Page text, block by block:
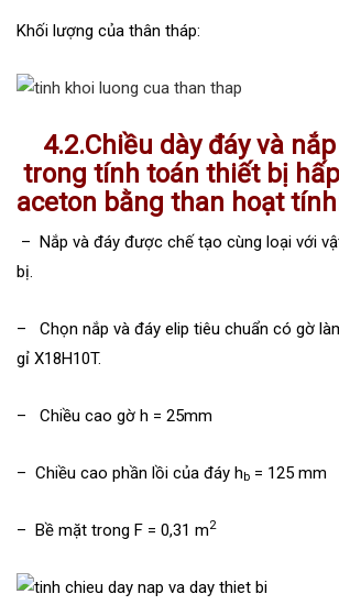
Khối lượng của thân tháp:
4.2.Chiều dày đáy và
trong tính toán thiết bị
aceton bằng than hoạt
– Nắp và đáy được chế tạo cùng loại với
bị.
– Chọn nắp và đáy elip tiêu chuẩn có gờ
gỉ X18H10T.
– Chiều cao gờ h = 25mm
– Chiều cao phần lồi của đáy hb = 125 mm
– Bề mặt trong F = 0,31 m2